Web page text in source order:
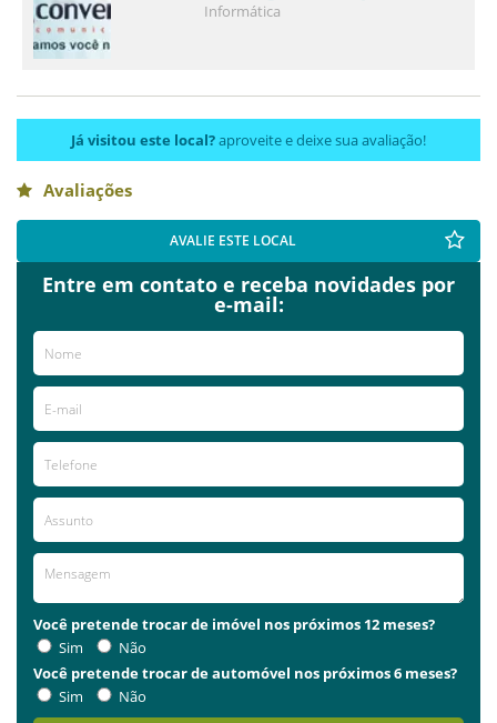
Informática
Já visitou este local?aproveite e deixe sua avaliação!
Avaliações
AVALIE ESTE LOCAL
Entre em contato e receba novidades por
e-mail:
Você pretende trocar de imóvel nos próximos 12 meses?
Sim
Não
Você pretende trocar de automóvel nos próximos 6 meses?
Sim
Não